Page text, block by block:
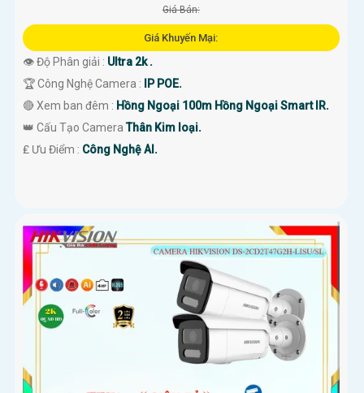
Giá Bán:
Giá Khuyến Mại:
👁 Độ Phân giải : Ultra 2k .
🏆 Công Nghệ Camera :
IP POE.
🔴 Xem ban đêm : Hồng Ngoại 100m Hồng Ngoại Smart IR.
👑 Cấu Tạo CameraThân Kim loại.
️₤ Ưu Điểm : Công Nghệ AI.